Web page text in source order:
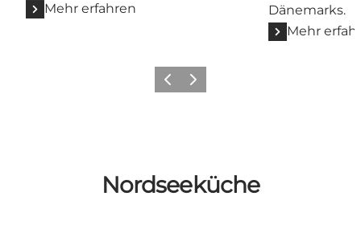
Mehr erfahren
Dänemarks.
Mehr
ZurückWeiter
Nordseeküche